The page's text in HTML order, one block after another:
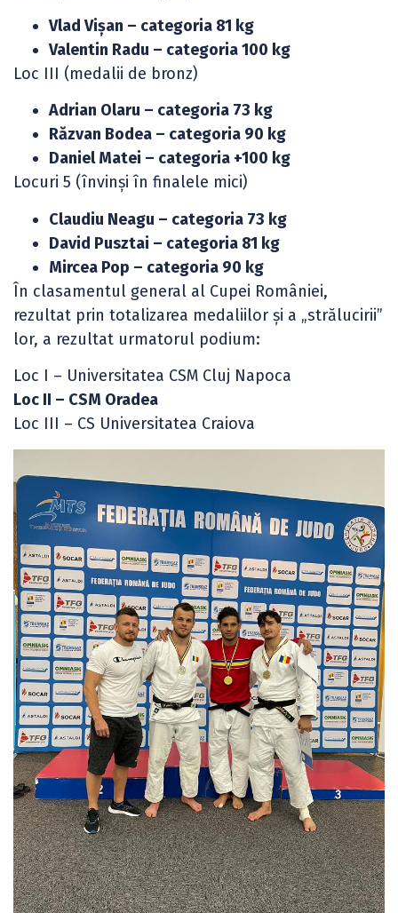
Vlad Vișan – categoria 81 kg
Valentin Radu – categoria 100 kg
Loc III (medalii de bronz)
Adrian Olaru – categoria 73 kg
Răzvan Bodea – categoria 90 kg
Daniel Matei – categoria +100 kg
Locuri 5 (învinși în finalele mici)
Claudiu Neagu – categoria 73 kg
David Pusztai – categoria 81 kg
Mircea Pop – categoria 90 kg
În clasamentul general al Cupei României,
rezultat prin totalizarea medaliilor și a „strălucirii”
lor, a rezultat urmatorul podium:
Loc I – Universitatea CSM Cluj Napoca
Loc II – CSM Oradea
Loc III – CS Universitatea Craiova